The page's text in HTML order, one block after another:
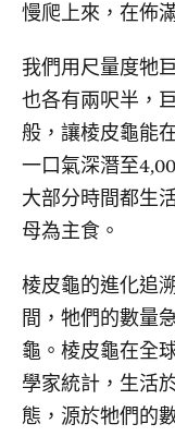
慢爬上來，在佈
我們用尺量度牠
也各有兩呎半，
般，讓棱皮龜能
一口氣深潛至
大部分時間都生
母為主食。
棱皮龜的進化追
間，牠們的數量
龜。棱皮龜在全
學家統計，生活
態，源於牠們的